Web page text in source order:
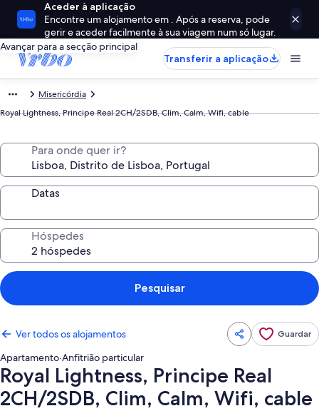
Aceder à aplicação
Encontre um alojamento em . Após a reserva, pode
gerir e aceder facilmente à sua viagem num só lugar.
Avançar para a secção principal
Transferir a aplicação
Misericórdia
Royal Lightness, Principe Real 2CH/2SDB, Clim, Calm, Wifi, cable
Para onde quer ir?
Datas
Hóspedes
Pesquisar
Ver todos os alojamentos Guardar
Apartamento·Anfitrião particular
Royal Lightness, Principe Real
2CH/2SDB, Clim, Calm, Wifi, cable